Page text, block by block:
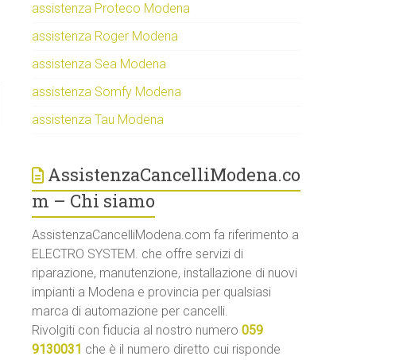
assistenza Proteco Modena
assistenza Roger Modena
assistenza Sea Modena
assistenza Somfy Modena
assistenza Tau Modena
AssistenzaCancelliModena.co
m – Chi siamo
AssistenzaCancelliModena.com fa riferimento a
ELECTRO SYSTEM. che offre servizi di
riparazione, manutenzione, installazione di nuovi
impianti a Modena e provincia per qualsiasi
marca di automazione per cancelli.
Rivolgiti con fiducia al nostro numero059
9130031 che è il numero diretto cui risponde